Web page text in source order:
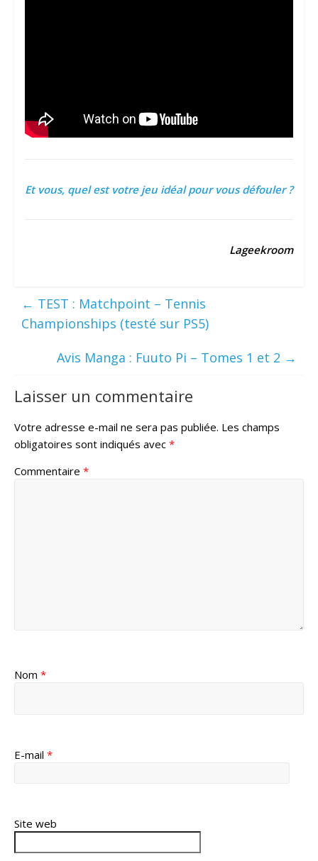
Et vous, quel est votre jeu idéal pour vous défouler ?
Lageekroom
← TEST : Matchpoint – Tennis
Championships (testé sur PS5)
Avis Manga : Fuuto Pi – Tomes 1 et 2 →
Laisser un commentaire
Votre adresse e-mail ne sera pas publiée. Les champs
obligatoires sont indiqués avec *
Commentaire *
Nom *
E-mail *
Site web